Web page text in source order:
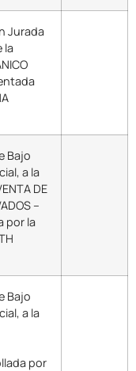
Jurada
la
Bajo
a la
DE
–
por la
Bajo
a la
por